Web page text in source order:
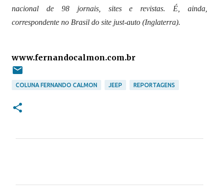
nacional de 98 jornais, sites e revistas. É, ainda,
correspondente no Brasil do site just-auto (Inglaterra).
www.fernandocalmon.com.br
COLUNA FERNANDO CALMON JEEP REPORTAGENS